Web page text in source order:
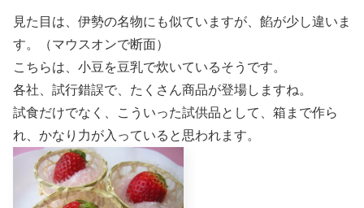
見た目は、伊勢の名物にも似ていますが、餡が少し違いま
す。（マウスオンで断面）
こちらは、小豆を豆乳で炊いているそうです。
各社、試行錯誤で、たくさん商品が登場しますね。
試食だけでなく、こういった試供品として、箱まで作ら
れ、かなり力が入っていると思われます。